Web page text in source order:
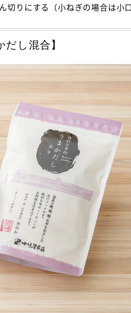
りにする（小ねぎの場合は小
し混合】